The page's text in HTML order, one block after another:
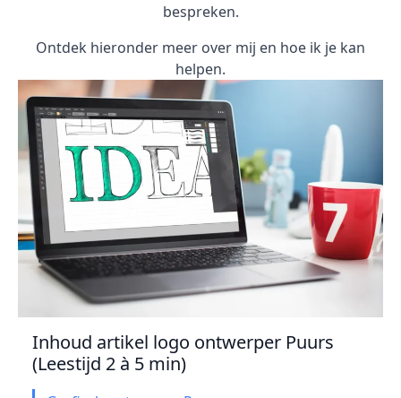
bespreken.
Ontdek hieronder meer over mij en hoe ik je kan
helpen.
Inhoud artikel logo ontwerper Puurs
(Leestijd 2 à 5 min)